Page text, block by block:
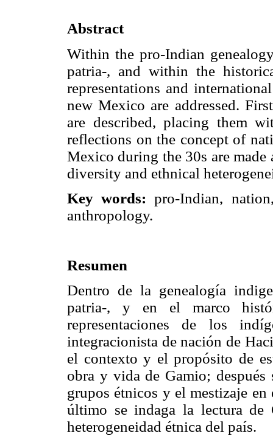
Abstract
Within the pro-Indian
patria-, and within the
representations and
new Mexico are addressed.
are described, placing them
reflections on the concept of
Mexico during the 30s are
diversity and ethnical
Key words: pro-Indian,
anthropology.
Resumen
Dentro de la genealogía
patria-, y en el marco
representaciones de los
integracionista de nación de
el contexto y el propósito de
obra y vida de Gamio;
grupos étnicos y el mestizaje
último se indaga la lectura
heterogeneidad étnica del país.